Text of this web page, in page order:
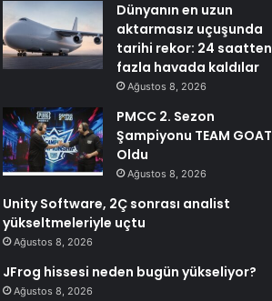
Dünyanın en uzun
aktarmasız uçuşunda
tarihi rekor: 24 saatten
fazla havada kaldılar
Ağustos 8, 2026
PMCC 2. Sezon
Şampiyonu TEAM GOAT
Oldu
Ağustos 8, 2026
Unity Software, 2Ç sonrası analist
yükseltmeleriyle uçtu
Ağustos 8, 2026
JFrog hissesi neden bugün yükseliyor?
Ağustos 8, 2026